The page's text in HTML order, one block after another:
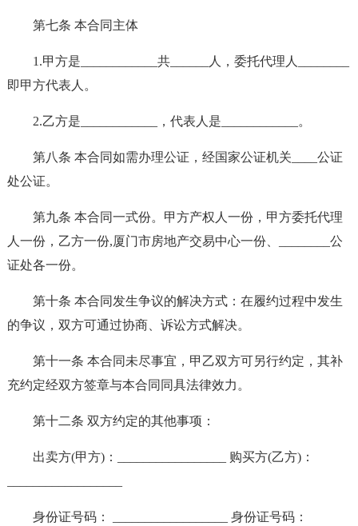
第七条 本合同主体
1.甲方是____________共______人，委托代理人________
即甲方代表人。
2.乙方是____________，代表人是____________。
第八条 本合同如需办理公证，经国家公证机关____公证
处公证。
第九条 本合同一式份。甲方产权人一份，甲方委托代理
人一份，乙方一份,厦门市房地产交易中心一份、________公
证处各一份。
第十条 本合同发生争议的解决方式：在履约过程中发生
的争议，双方可通过协商、诉讼方式解决。
第十一条 本合同未尽事宜，甲乙双方可另行约定，其补
充约定经双方签章与本合同同具法律效力。
第十二条 双方约定的其他事项：
出卖方(甲方)：_________________ 购买方(乙方)：
身份证号码： __________________ 身份证号码：